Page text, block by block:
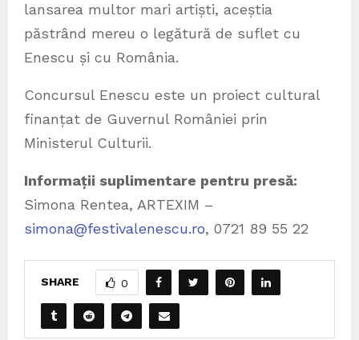
lansarea multor mari artiști, aceștia
păstrând mereu o legătură de suflet cu
Enescu și cu România.
Concursul Enescu este un proiect cultural
finanțat de Guvernul României prin
Ministerul Culturii.
Informații suplimentare pentru presă:
Simona Rentea, ARTEXIM –
simona@festivalenescu.ro, 0721 89 55 22
SHARE 0